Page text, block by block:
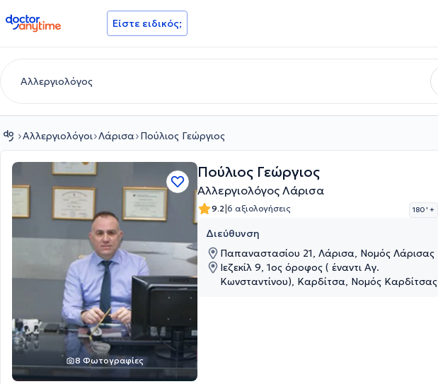
doctoranytime Είστε ειδικός;
Αλλεργιολόγοι Λάρισα Πούλιος Γεώργιος
8 Φωτογραφίες
Πούλιος Γεώργιος
Αλλεργιολόγος Λάρισα
9.2|6 αξιολογήσεις 180 ' +
Διεύθυνση
Παπαναστασίου 21, Λάρισα, Νομός Λάρισας
Ιεζεκίλ 9, 1ος όροφος ( έναντι Αγ.
Κωνσταντίνου), Καρδίτσα, Νομός Καρδίτσας